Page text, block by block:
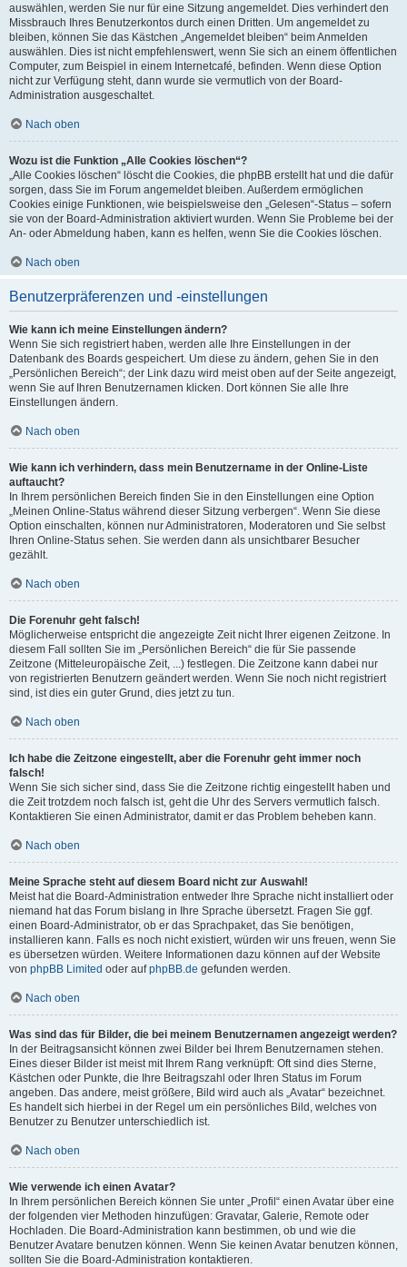
auswählen, werden Sie nur für eine Sitzung angemeldet. Dies verhindert den
Missbrauch Ihres Benutzerkontos durch einen Dritten. Um angemeldet zu
bleiben, können Sie das Kästchen „Angemeldet bleiben“ beim Anmelden
auswählen. Dies ist nicht empfehlenswert, wenn Sie sich an einem öffentlichen
Computer, zum Beispiel in einem Internetcafé, befinden. Wenn diese Option
nicht zur Verfügung steht, dann wurde sie vermutlich von der Board-
Administration ausgeschaltet.
Nach oben
Wozu ist die Funktion „Alle Cookies löschen“?
„Alle Cookies löschen“ löscht die Cookies, die phpBB erstellt hat und die dafür
sorgen, dass Sie im Forum angemeldet bleiben. Außerdem ermöglichen
Cookies einige Funktionen, wie beispielsweise den „Gelesen“-Status – sofern
sie von der Board-Administration aktiviert wurden. Wenn Sie Probleme bei der
An- oder Abmeldung haben, kann es helfen, wenn Sie die Cookies löschen.
Nach oben
Benutzerpräferenzen und -einstellungen
Wie kann ich meine Einstellungen ändern?
Wenn Sie sich registriert haben, werden alle Ihre Einstellungen in der
Datenbank des Boards gespeichert. Um diese zu ändern, gehen Sie in den
„Persönlichen Bereich“; der Link dazu wird meist oben auf der Seite angezeigt,
wenn Sie auf Ihren Benutzernamen klicken. Dort können Sie alle Ihre
Einstellungen ändern.
Nach oben
Wie kann ich verhindern, dass mein Benutzername in der Online-Liste
auftaucht?
In Ihrem persönlichen Bereich finden Sie in den Einstellungen eine Option
„Meinen Online-Status während dieser Sitzung verbergen“. Wenn Sie diese
Option einschalten, können nur Administratoren, Moderatoren und Sie selbst
Ihren Online-Status sehen. Sie werden dann als unsichtbarer Besucher
gezählt.
Nach oben
Die Forenuhr geht falsch!
Möglicherweise entspricht die angezeigte Zeit nicht Ihrer eigenen Zeitzone. In
diesem Fall sollten Sie im „Persönlichen Bereich“ die für Sie passende
Zeitzone (Mitteleuropäische Zeit, ...) festlegen. Die Zeitzone kann dabei nur
von registrierten Benutzern geändert werden. Wenn Sie noch nicht registriert
sind, ist dies ein guter Grund, dies jetzt zu tun.
Nach oben
Ich habe die Zeitzone eingestellt, aber die Forenuhr geht immer noch
falsch!
Wenn Sie sich sicher sind, dass Sie die Zeitzone richtig eingestellt haben und
die Zeit trotzdem noch falsch ist, geht die Uhr des Servers vermutlich falsch.
Kontaktieren Sie einen Administrator, damit er das Problem beheben kann.
Nach oben
Meine Sprache steht auf diesem Board nicht zur Auswahl!
Meist hat die Board-Administration entweder Ihre Sprache nicht installiert oder
niemand hat das Forum bislang in Ihre Sprache übersetzt. Fragen Sie ggf.
einen Board-Administrator, ob er das Sprachpaket, das Sie benötigen,
installieren kann. Falls es noch nicht existiert, würden wir uns freuen, wenn Sie
es übersetzen würden. Weitere Informationen dazu können auf der Website
von phpBB Limited oder aufphpBB.de gefunden werden.
Nach oben
Was sind das für Bilder, die bei meinem Benutzernamen angezeigt werden?
In der Beitragsansicht können zwei Bilder bei Ihrem Benutzernamen stehen.
Eines dieser Bilder ist meist mit Ihrem Rang verknüpft: Oft sind dies Sterne,
Kästchen oder Punkte, die Ihre Beitragszahl oder Ihren Status im Forum
angeben. Das andere, meist größere, Bild wird auch als „Avatar“ bezeichnet.
Es handelt sich hierbei in der Regel um ein persönliches Bild, welches von
Benutzer zu Benutzer unterschiedlich ist.
Nach oben
Wie verwende ich einen Avatar?
In Ihrem persönlichen Bereich können Sie unter „Profil“ einen Avatar über eine
der folgenden vier Methoden hinzufügen: Gravatar, Galerie, Remote oder
Hochladen. Die Board-Administration kann bestimmen, ob und wie die
Benutzer Avatare benutzen können. Wenn Sie keinen Avatar benutzen können,
sollten Sie die Board-Administration kontaktieren.